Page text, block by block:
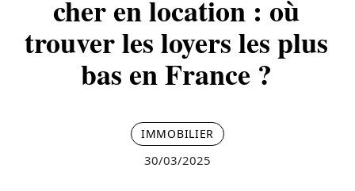
cher en location : où
trouver les loyers les plus
bas en France ?
IMMOBILIER
30/03/2025